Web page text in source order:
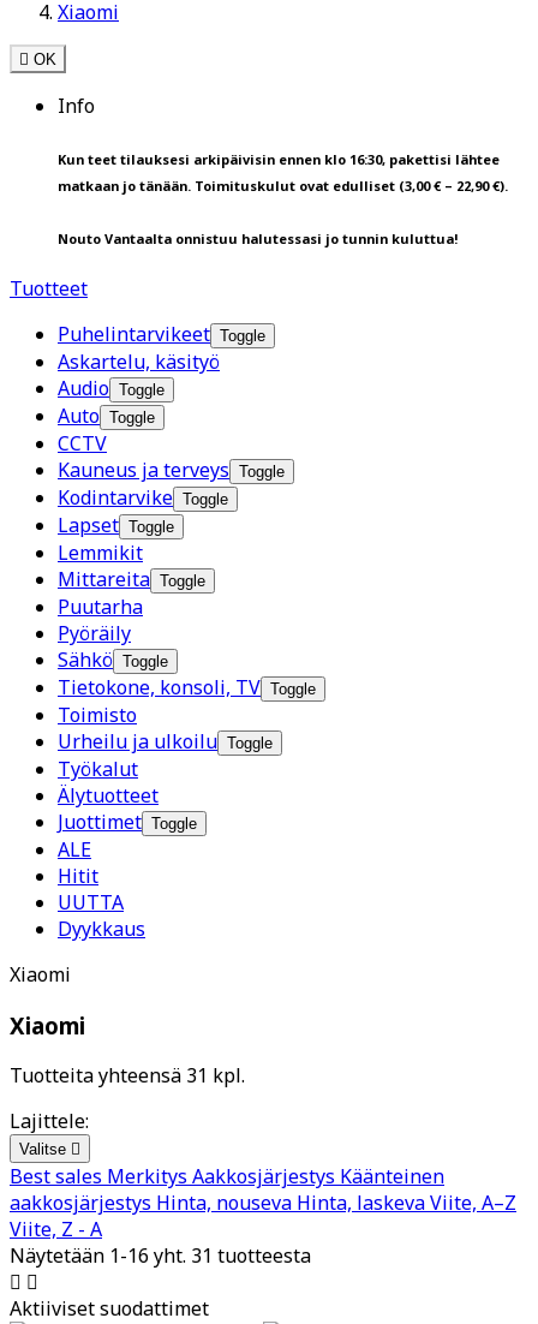
Xiaomi
 OK
Info
Kun teet tilauksesi arkipäivisin ennen klo 16:30, pakettisi lähtee
matkaan jo tänään. Toimituskulut ovat edulliset (3,00 € – 22,90 €).
Nouto Vantaalta onnistuu halutessasi jo tunnin kuluttua!
Tuotteet
Puhelintarvikeet Toggle
Askartelu, käsityö
Audio Toggle
Auto Toggle
CCTV
Kauneus ja terveys Toggle
Kodintarvike Toggle
Lapset Toggle
Lemmikit
Mittareita Toggle
Puutarha
Pyöräily
Sähkö Toggle
Tietokone, konsoli, TV Toggle
Toimisto
Urheilu ja ulkoilu Toggle
Työkalut
Älytuotteet
Juottimet Toggle
ALE
Hitit
UUTTA
Dyykkaus
Xiaomi
Xiaomi
Tuotteita yhteensä 31 kpl.
Lajittele:
Valitse 
Best sales Merkitys Aakkosjärjestys Käänteinen
aakkosjärjestys Hinta, nouseva Hinta, laskevaViite, A–Z
Viite, Z - A
Näytetään 1-16 yht. 31 tuotteesta
 
Aktiiviset suodattimet